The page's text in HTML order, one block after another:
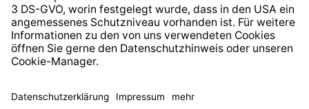
* Alle Preise inkl. gesetzl. Mehrwertsteuer zzgl.
anders angegeben.